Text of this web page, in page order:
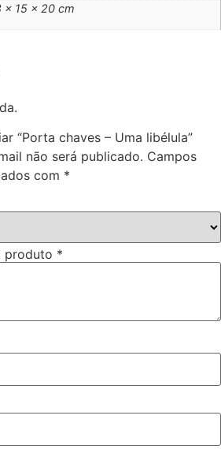
× 15 × 20 cm
“Porta chaves – Uma libélula”
não será publicado. Campos
com *
produto *